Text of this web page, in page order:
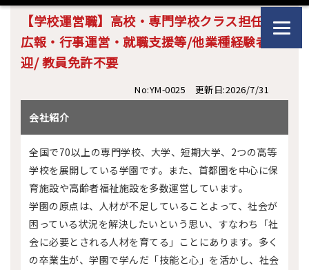
【学校運営職】高校・専門学校クラス担任・
広報・行事運営・就職支援等/他業種経験者歓
迎/ 教員免許不要
No:YM-0025 更新日:2026/7/31
会社紹介
全国で70以上の専門学校、大学、短期大学、2つの高等
学校を展開している学園です。また、首都圏を中心に保
育施設や高齢者福祉施設を多数運営しています。
学園の原点は、人材が不足していることよって、社会が
困っている状況を解決したいという思い、すなわち「社
会に必要とされる人材を育てる」ことにあります。多く
の卒業生が、学園で学んだ「技能と心」を活かし、社会